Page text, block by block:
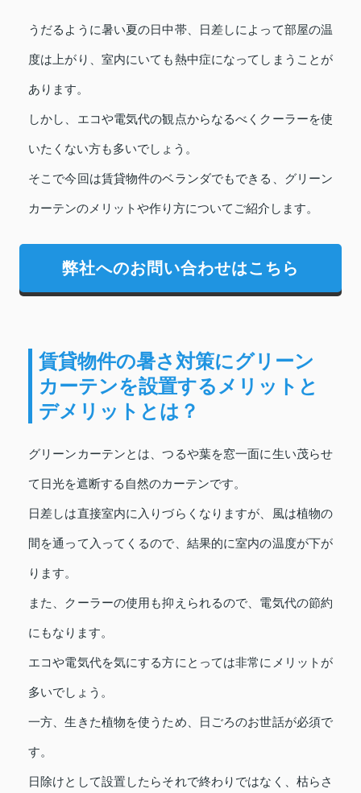
うだるように暑い夏の日中帯、日差しによって部屋の温
度は上がり、室内にいても熱中症になってしまうことが
あります。
しかし、エコや電気代の観点からなるべくクーラーを使
いたくない方も多いでしょう。
そこで今回は賃貸物件のベランダでもできる、グリーン
カーテンのメリットや作り方についてご紹介します。
弊社へのお問い合わせはこちら
賃貸物件の暑さ対策にグリーン
カーテンを設置するメリットと
デメリットとは？
グリーンカーテンとは、つるや葉を窓一面に生い茂らせ
て日光を遮断する自然のカーテンです。
日差しは直接室内に入りづらくなりますが、風は植物の
間を通って入ってくるので、結果的に室内の温度が下が
ります。
また、クーラーの使用も抑えられるので、電気代の節約
にもなります。
エコや電気代を気にする方にとっては非常にメリットが
多いでしょう。
一方、生きた植物を使うため、日ごろのお世話が必須で
す。
日除けとして設置したらそれで終わりではなく、枯らさ